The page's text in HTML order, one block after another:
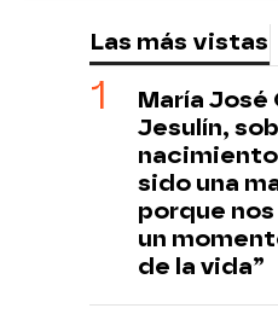
Las más vistas
María José
Jesulín,
nacimiento
sido una
porque
un
de la vida”